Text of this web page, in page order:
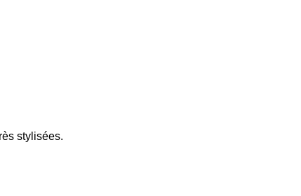
stylisées.